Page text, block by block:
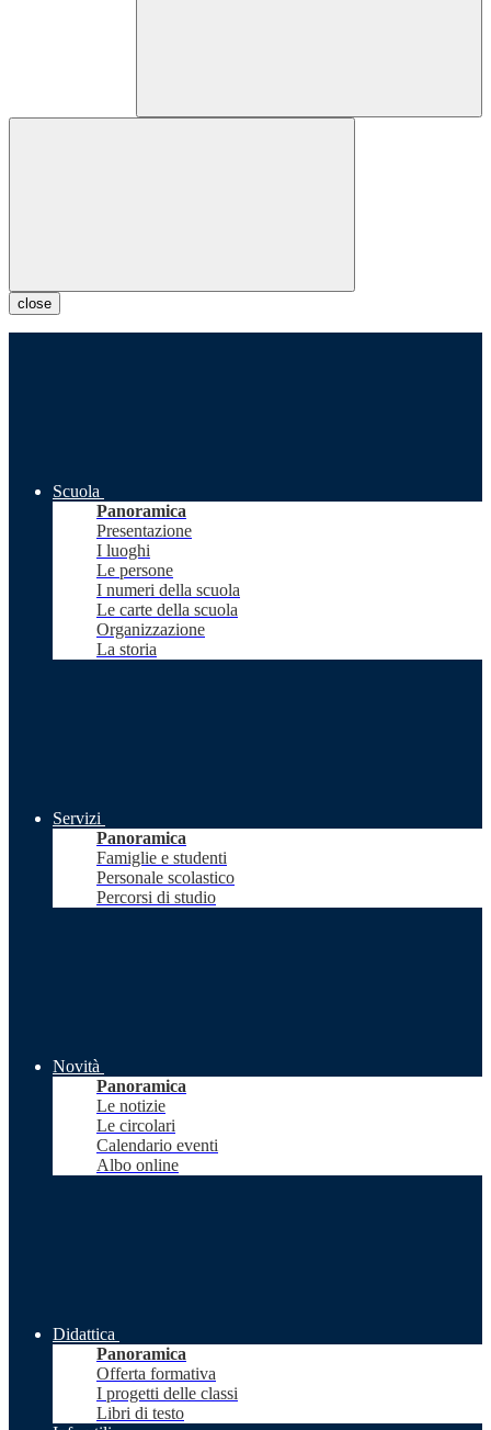
close
Scuola
Panoramica
Presentazione
I luoghi
Le persone
I numeri della scuola
Le carte della scuola
Organizzazione
La storia
Servizi
Panoramica
Famiglie e studenti
Personale scolastico
Percorsi di studio
Novità
Panoramica
Le notizie
Le circolari
Calendario eventi
Albo online
Didattica
Panoramica
Offerta formativa
I progetti delle classi
Libri di testo